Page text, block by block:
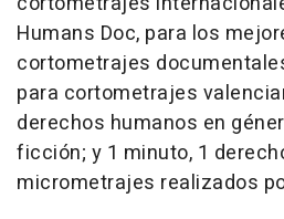
Humans Doc, para los
cortometrajes
para cortometrajes
derechos humanos en
ficción; y 1 minuto, 1
micrometrajes realizados